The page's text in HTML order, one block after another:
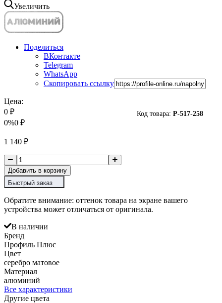
Увеличить
Поделиться
ВКонтакте
Telegram
WhatsApp
Скопировать ссылку
Код товара: P-517-258
Цена:
0 ₽
0%0 ₽
1 140 ₽
Добавить в корзину
Быстрый заказ
Обратите внимание: оттенок товара на экране вашего
устройства может отличаться от оригинала.
В наличии
Бренд
Профиль Плюс
Цвет
серебро матовое
Материал
алюминий
Все характеристики
Другие цвета